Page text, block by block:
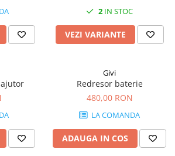
2 IN STOC
VEZI VARIANTE
Givi
Redresor baterie
480,00 RON
LA COMANDA
ADAUGA IN COS